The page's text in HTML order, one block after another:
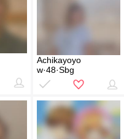
Achikayoyo
w·48·Sbg